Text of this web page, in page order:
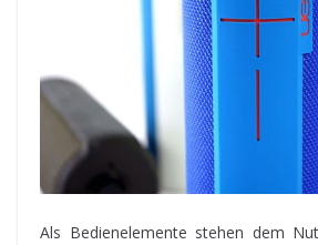
Als Bedienelemente stehen dem